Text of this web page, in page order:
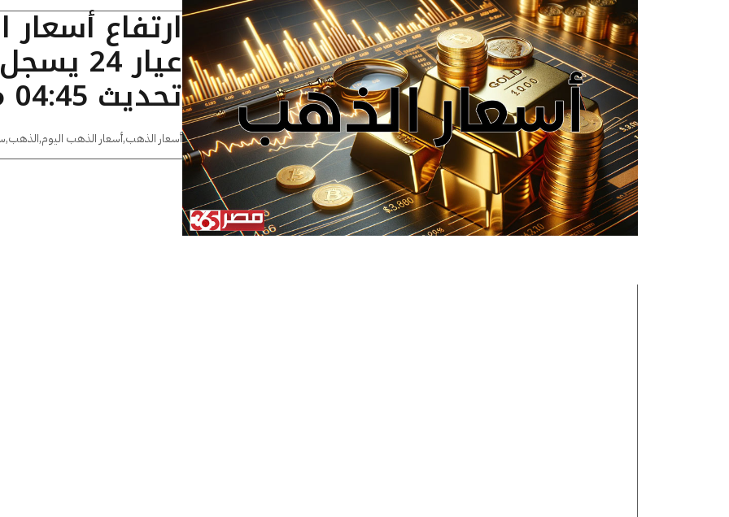
ارتفاع
تحديث 04:45 مساءًا
أسعار الذهب,أسعار الذهب اليوم,الذهب,